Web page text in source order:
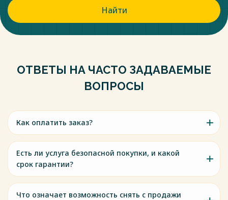
Найти
ОТВЕТЫ НА ЧАСТО ЗАДАВАЕМЫЕ
ВОПРОСЫ
Как оплатить заказ?
Есть ли услуга безопасной покупки, и какой
срок гарантии?
Что означает возможность снять с продажи